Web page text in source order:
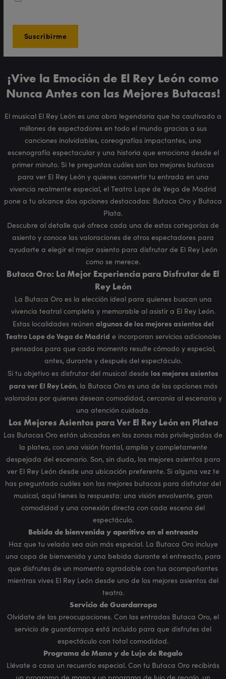
¡Vive la Emoción de El Rey León como
Nunca Antes con las Mejores Butacas!
El musical El Rey León es una obra legendaria que ha cautivado a
millones de espectadores en todo el mundo gracias a sus
canciones inolvidables, coreografías impactantes, una
escenografía espectacular y una historia que emociona desde el
primer minuto. Si te preguntas cuáles son las mejores butacas
para ver El Rey León y quieres convertir tu entrada en una
vivencia realmente especial, el Teatro Lope de Vega de Madrid
pone a tu alcance dos opciones destacadas: Butaca Oro y Butaca
Plata.
Descubre al detalle qué ofrece cada una de estas categorías de
asiento y conoce las valoraciones de otros espectadores para
ayudarte a elegir el mejor asiento para disfrutar de El Rey León
como se merece.
Butaca Oro: La Mejor Experiencia para Disfrutar de El
Rey León
La Butaca Oro es la elección ideal para quienes buscan una
vivencia teatral completa y memorable al asistir a El Rey León.
Estas localidades reúnen algunos de los mejores asientos del
Teatro Lope de Vega de Madrid e incorporan servicios adicionales
pensados para que cada momento resulte cómodo y especial,
antes, durante y después del espectáculo.
Si tu objetivo es disfrutar del musical desde los mejores asientos
para ver El Rey León, la Butaca Oro es una de las opciones más
valoradas por quienes desean comodidad, cercanía al escenario y
una atención cuidada.
Los Mejores Asientos para Ver El Rey León en Platea
Las Butacas Oro están ubicadas en las zonas más privilegiadas de
la platea, con una visión frontal, amplia y completamente
despejada del escenario. Son, sin duda, los mejores asientos para
ver El Rey León desde una ubicación preferente. Si alguna vez te
has preguntado cuáles son las mejores butacas para disfrutar del
musical, aquí tienes la respuesta: una visión envolvente, gran
comodidad y una conexión directa con cada escena del
espectáculo.
Bebida de bienvenida y aperitivo en el entreacto
Haz que tu velada sea aún más especial. La Butaca Oro incluye
una copa de bienvenida y una bebida durante el entreacto, para
que disfrutes de un momento agradable con tus acompañantes
mientras vives El Rey León desde uno de los mejores asientos del
teatro.
Servicio de Guardarropa
Olvídate de las preocupaciones. Con las entradas Butaca Oro, el
servicio de guardarropa está incluido para que disfrutes del
espectáculo con total comodidad.
Programa de Mano y de Lujo de Regalo
Llévate a casa un recuerdo especial. Con tu Butaca Oro recibirás